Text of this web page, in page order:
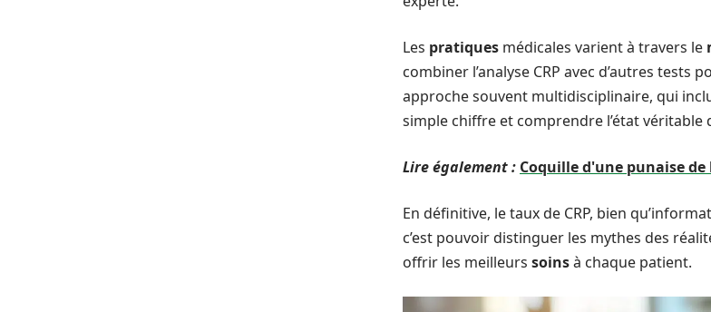
Les pratiques médicales varient à travers le
combiner l’analyse CRP avec d’autres
approche souvent multidisciplinaire, qui
simple chiffre et comprendre l’état véritable
Lire également : Coquille d'une punaise
En définitive, le taux de CRP, bien
c’est pouvoir distinguer les mythes des
offrir les meilleurs soinsà chaque patient.